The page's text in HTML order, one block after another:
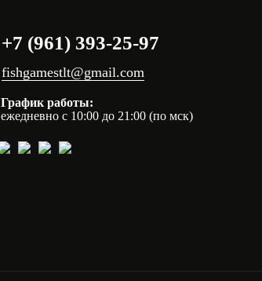
+7 (961) 393-25-97
fishgamestlt@gmail.com
График работы:
ежедневно с 10:00 до 21:00 (по мск)